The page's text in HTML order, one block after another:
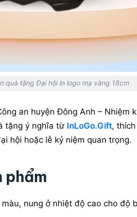
quà tặng Đại hội in logo mạ vàng 18cm
an huyện Đông Anh – Nhiệm
tặng ý nghĩa từ InLoGo.Gift,
hội hoặc lễ kỷ niệm quan trọng.
phẩm
nung ở nhiệt độ cao cho độ